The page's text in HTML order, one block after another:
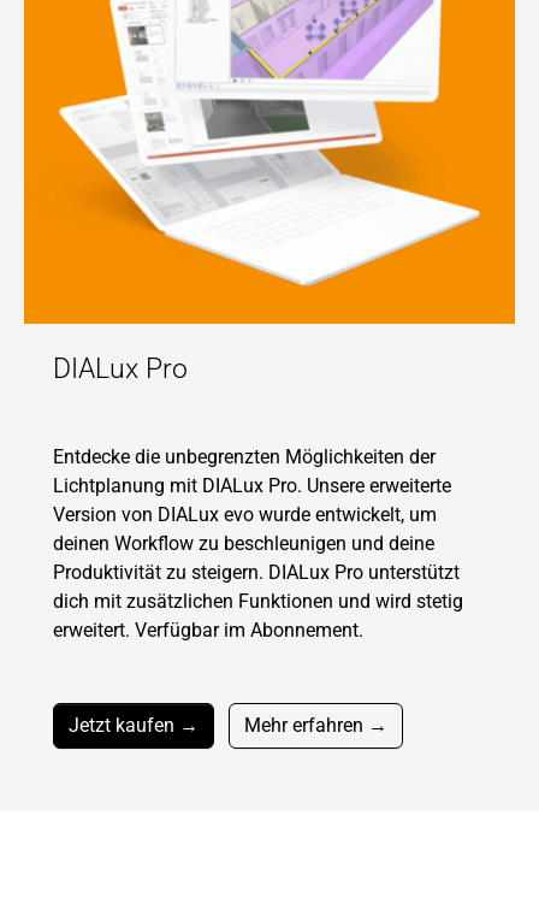
DIALux Pro
Entdecke die unbegrenzten Möglichkeiten der
Lichtplanung mit DIALux Pro. Unsere erweiterte
Version von DIALux evo wurde entwickelt, um
deinen Workflow zu beschleunigen und deine
Produktivität zu steigern. DIALux Pro unterstützt
dich mit zusätzlichen Funktionen und wird stetig
erweitert. Verfügbar im Abonnement.
Jetzt kaufen → Mehr erfahren →